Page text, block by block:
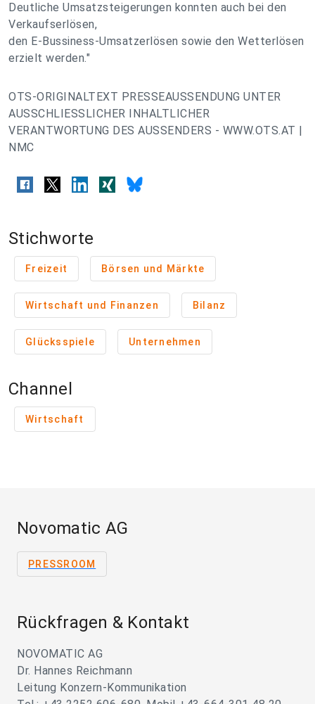
Deutliche Umsatzsteigerungen konnten auch bei den
Verkaufserlösen,
den E-Bussiness-Umsatzerlösen sowie den Wetterlösen
erzielt werden."
OTS-ORIGINALTEXT PRESSEAUSSENDUNG UNTER
AUSSCHLIESSLICHER INHALTLICHER
VERANTWORTUNG DES AUSSENDERS - WWW.OTS.AT |
NMC
Stichworte
Freizeit Börsen und Märkte
Wirtschaft und Finanzen Bilanz
Glücksspiele Unternehmen
Channel
Wirtschaft
Novomatic AG
PRESSROOM
Rückfragen & Kontakt
NOVOMATIC AG
Dr. Hannes Reichmann
Leitung Konzern-Kommunikation